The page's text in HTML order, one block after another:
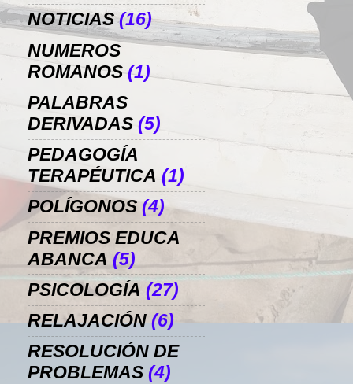
NOTICIAS (16)
NUMEROS
ROMANOS (1)
PALABRAS
DERIVADAS (5)
PEDAGOGÍA
TERAPÉUTICA (1)
POLÍGONOS (4)
PREMIOS EDUCA
ABANCA (5)
PSICOLOGÍA (27)
RELAJACIÓN (6)
RESOLUCIÓN DE
PROBLEMAS (4)